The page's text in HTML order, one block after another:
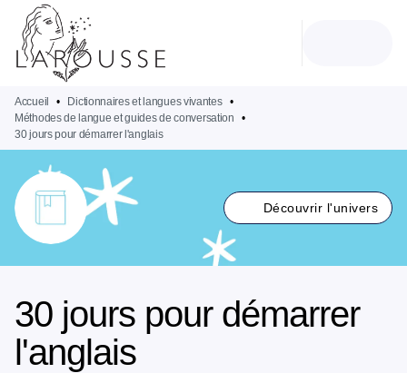
MENU
PIED DE PAGE
Accueil • Dictionnaires et langues vivantes
•
Méthodes de langue et guides de conversation
•
30 jours pour démarrer l'anglais
Découvrir l'univers
30 jours pour démarrer
l'anglais